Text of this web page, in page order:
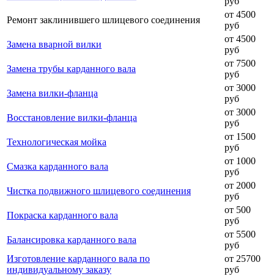
Ремонт заклинившего шлицевого соединения
от 4500
руб
Замена вварной вилки
от 4500
руб
Замена трубы карданного вала
от 7500
руб
Замена вилки-фланца
от 3000
руб
Восстановление вилки-фланца
от 3000
руб
Технологическая мойка
от 1500
руб
Смазка карданного вала
от 1000
руб
Чистка подвижного шлицевого соединения
от 2000
руб
Покраска карданного вала
от 500
руб
Балансировка карданного вала
от 5500
руб
Изготовление карданного вала по
индивидуальному заказу
от 25700
руб